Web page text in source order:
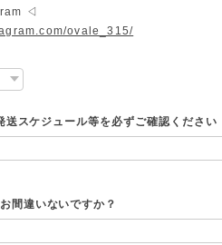
◁
ovale_315/
スケジュール等を必ずご確認ください
間違いないですか？